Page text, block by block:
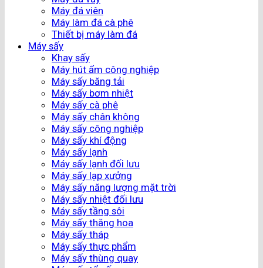
Máy đá viên
Máy làm đá cà phê
Thiết bị máy làm đá
Máy sấy
Khay sấy
Máy hút ẩm công nghiệp
Máy sấy băng tải
Máy sấy bơm nhiệt
Máy sấy cà phê
Máy sấy chân không
Máy sấy công nghiệp
Máy sấy khí động
Máy sấy lạnh
Máy sấy lạnh đối lưu
Máy sấy lạp xưởng
Máy sấy năng lượng mặt trời
Máy sấy nhiệt đối lưu
Máy sấy tầng sôi
Máy sấy thăng hoa
Máy sấy tháp
Máy sấy thực phẩm
Máy sấy thùng quay